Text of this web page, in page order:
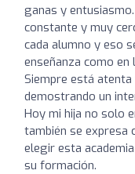
ganas y
constante y muy
cada alumno y eso
enseñanza como en
Siempre está atenta
demostrando un
Hoy mi hija no solo
también se expresa
elegir esta
su formación.